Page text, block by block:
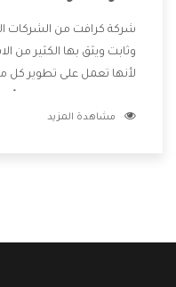
شركة كرافت من الشركات
وثابت ويثق بها الكثير من
لأنها تعمل على تطوير كل
وتقدم للعملاء أقوى
مشاهدة المزيد